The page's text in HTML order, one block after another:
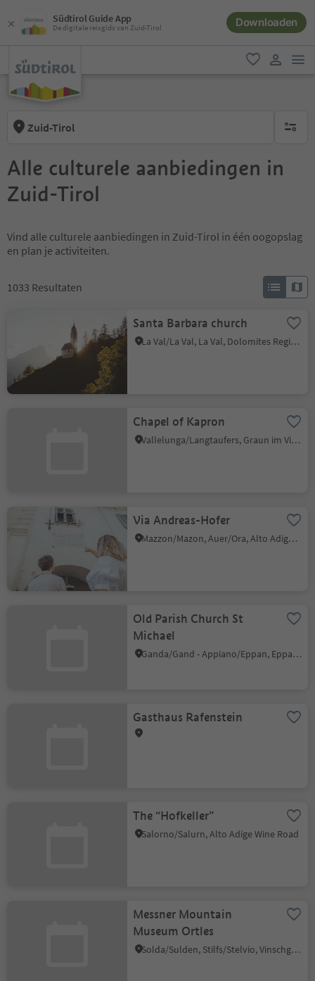
Südtirol Guide App
De digitale reisgids van Zuid-Tirol Downloaden
favoriet
Zuid-Tirol geen
Alle culturele aanbiedingen in
Zuid-Tirol
Vind alle culturele aanbiedingen in Zuid-Tirol in één oogopslag
en plan je activiteiten.
1033 Resultaten
Santa Barbara church
La Val/La Val, La Val, Dolomites Region Alta Badia
Chapel of Kapron
Vallelunga/Langtaufers, Graun im Vinschgau/Curon Venosta, Vinschgau/Val Venosta
Via Andreas-Hofer
Mazzon/Mazon, Auer/Ora, Alto Adige Wine Road
Old Parish Church St
Michael
Ganda/Gand - Appiano/Eppan, Eppan an der Weinstaße/Appiano sulla Strada del Vino, Alto Adige Wine Road
Gasthaus Rafenstein
The “Hofkeller”
Salorno/Salurn, Alto Adige Wine Road
Messner Mountain
Museum Ortles
Solda/Sulden, Stilfs/Stelvio, Vinschgau/Val Venosta